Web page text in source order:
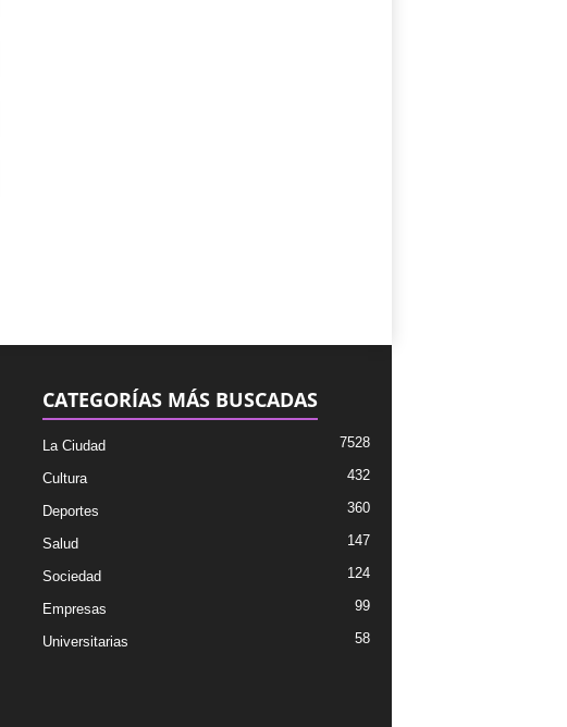
CATEGORÍAS MÁS BUSCADAS
La Ciudad 7528
Cultura 432
Deportes 360
Salud 147
Sociedad 124
Empresas 99
Universitarias 58